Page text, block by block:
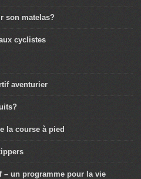
son matelas?
cyclistes
aventurier
la course à pied
– un programme pour la vie